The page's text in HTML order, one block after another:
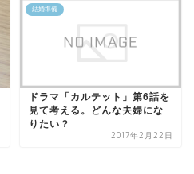
結婚準備
ドラマ「カルテット」第6話を
見て考える。どんな夫婦にな
りたい？
2017年2月22日